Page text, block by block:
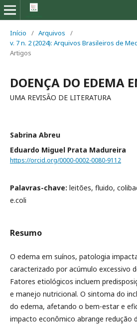
Início / Arquivos
/
v. 7 n. 2 (2024): Arquivos Brasileiros de
Artigos
DOENÇA DO EDEMA
UMA REVISÃO DE LITERATURA
Sabrina Abreu
Eduardo Miguel Prata Madureira
https://orcid.org/0000-0002-0080-9112
Palavras-chave: leitões, fluido,
e.coli
Resumo
O edema em suínos, patologia
caracterizado por acúmulo excessivo
Fatores etiológicos incluem
e manejo nutricional. O sintoma do
do edema, afetando o bem-estar e
impacto econômico abrange redução